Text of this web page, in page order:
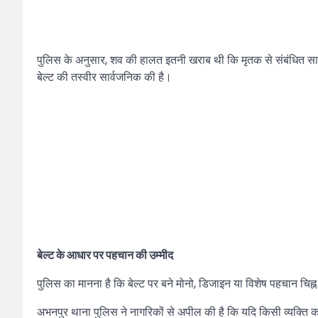
पुलिस के अनुसार, शव की हालत इतनी खराब थी कि मृतक से संबंधित
बेल्ट की तस्वीर सार्वजनिक की है।
बेल्ट के आधार पर पहचान की उम्मीद
पुलिस का मानना है कि बेल्ट पर बने मोनो, डिजाइन या विशेष पहचान
अभनपुर थाना पुलिस ने नागरिकों से अपील की है कि यदि किसी